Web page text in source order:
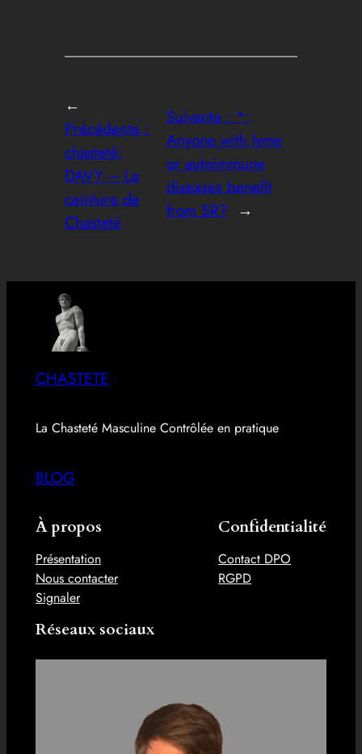
←
Précédente :
chasteté;
DAVY – La
ceinture de
Chasteté
Suivante : *;
Anyone with lyme
or autoimmune
diseases benefit
from SR? →
CHASTETE
La Chasteté Masculine Contrôlée en pratique
BLOG
À propos
Présentation
Nous contacter
Signaler
Confidentialité
Contact DPO
RGPD
Réseaux sociaux